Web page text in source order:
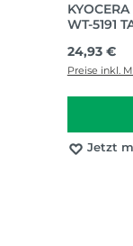
WT-5191
Regulärer
24,93 €
Preise inkl.
Jetzt